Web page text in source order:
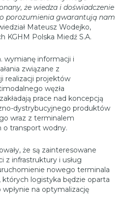
że wiedza i doświadczenie
porozumienia gwarantują nam
Mateusz Wodejko,
KGHM Polska Miedź S.A.
wymianę informacji i
związane z
realizacji projektów
węzła
prace nad koncepcją
dystrybucyjnego produktów
wraz z terminalem
o transport wodny.
że są zainteresowane
z infrastruktury i usług
nowego terminala
logistyka będzie oparta
na optymalizację